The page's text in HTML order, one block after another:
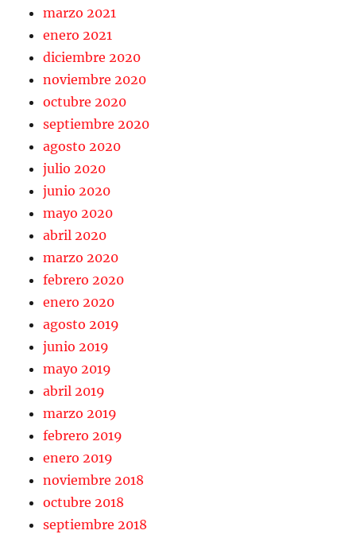
marzo 2021
enero 2021
diciembre 2020
noviembre 2020
octubre 2020
septiembre 2020
agosto 2020
julio 2020
junio 2020
mayo 2020
abril 2020
marzo 2020
febrero 2020
enero 2020
agosto 2019
junio 2019
mayo 2019
abril 2019
marzo 2019
febrero 2019
enero 2019
noviembre 2018
octubre 2018
septiembre 2018